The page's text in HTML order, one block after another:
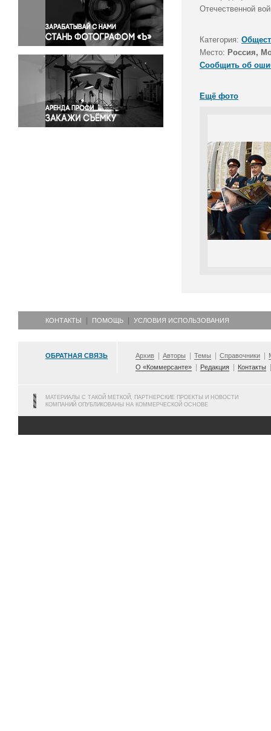
Правосудие
Происшествия и конфликты
Религия
Светская жизнь
Спорт
Экология
Экономика и бизнес
Отечественной
Категория:
Место: Россия,
Сообщить об
Ещё фото
КОНТАКТЫ ПОМОЩЬ УСЛОВИЯ ИСПОЛЬЗОВАНИЯ
ОБРАТНАЯ СВЯЗЬ Архив Авторы Темы Справочники
О «Коммерсанте»
Редакция Контакты
МАТЕРИАЛЫ С ТАКОЙ МЕТКОЙ, ПАРТНЕРСКИЕ ПРОЕКТЫ И НОВОСТИ
КОМПАНИЙ ОПУБЛИКОВАНЫ НА КОММЕРЧЕСКОЙ ОСНОВЕ